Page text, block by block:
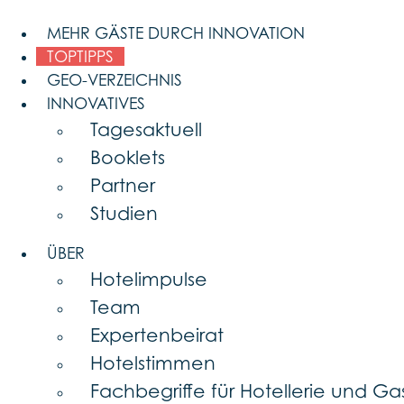
content
MEHR GÄSTE DURCH INNOVATION
TOPTIPPS
GEO-VERZEICHNIS
INNOVATIVES
Tagesaktuell
Booklets
Partner
Studien
ÜBER
Hotelimpulse
Team
Expertenbeirat
Hotelstimmen
Fachbegriffe für Hotellerie und